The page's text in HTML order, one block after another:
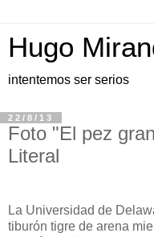
Hugo
intentemos ser serios
22/8/13
Foto "El pez
Literal
La Universidad de
tiburón tigre de arena